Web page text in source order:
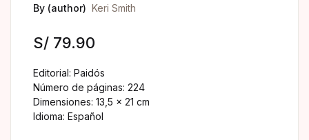
By (author) Keri Smith
S/ 79.90
Editorial: Paidós
Número de páginas: 224
Dimensiones: 13,5 x 21 cm
Idioma: Español